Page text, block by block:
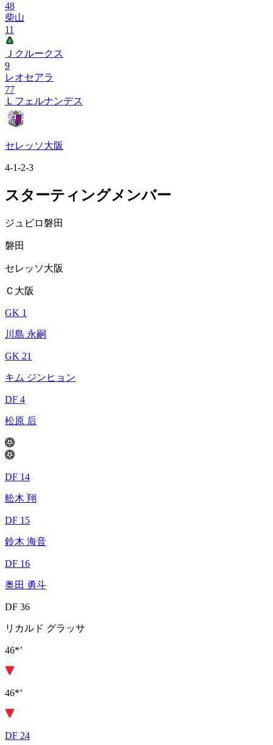
48
柴山
11
Ｊクルークス
9
レオセアラ
77
Ｌフェルナンデス
セレッソ大阪
4-1-2-3
スターティングメンバー
ジュビロ磐田
磐田
セレッソ大阪
Ｃ大阪
GK 1
川島 永嗣
GK 21
キム ジンヒョン
DF 4
松原 后
DF 14
舩木 翔
DF 15
鈴木 海音
DF 16
奥田 勇斗
DF 36
リカルド グラッサ
46*’
46*’
DF 24